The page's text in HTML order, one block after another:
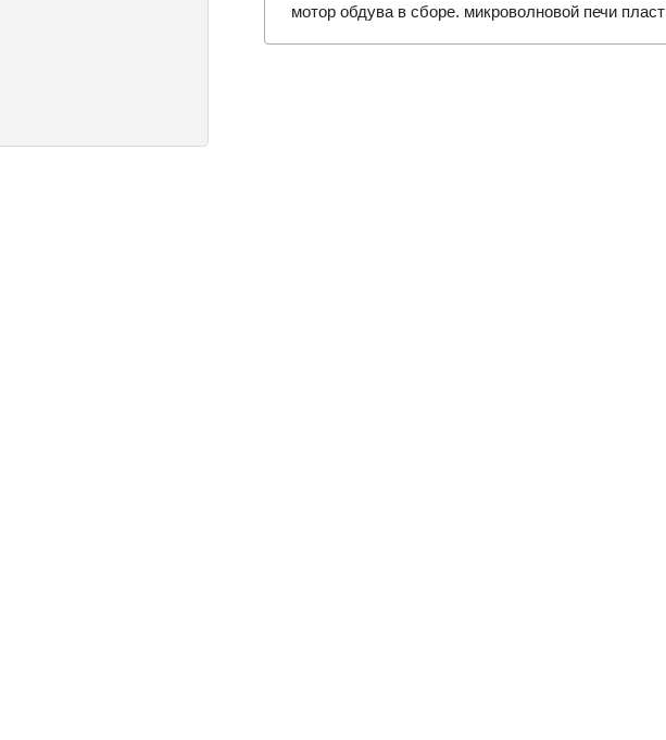
мотор обдува в сборе. микроволновой печи пласт